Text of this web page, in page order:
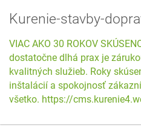
Kurenie-stavby-
VIAC AKO 30 ROKOV
dostatočne dlhá prax je
kvalitných služieb. Roky
inštalácií a spokojnosť
všetko. https://